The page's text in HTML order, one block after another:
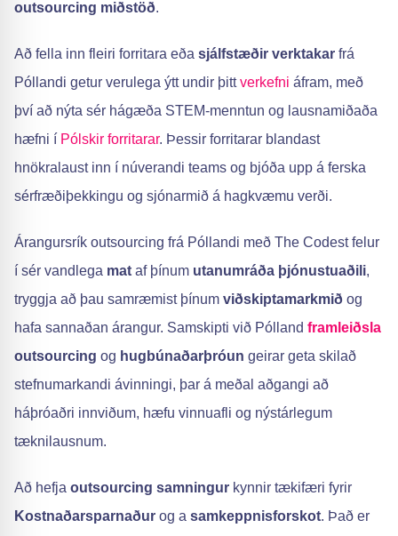
outsourcing miðstöð.
Að fella inn fleiri forritara eða sjálfstæðir verktakar frá
Póllandi getur verulega ýtt undir þittverkefni áfram, með
því að nýta sér hágæða STEM-menntun og lausnamiðaða
hæfni í Pólskir forritarar. Þessir forritarar blandast
hnökralaust inn í núverandi teams og bjóða upp á ferska
sérfræðiþekkingu og sjónarmið á hagkvæmu verði.
Árangursrík outsourcing frá Póllandi með The Codest felur
í sér vandlega mat af þínum utanumráða þjónustuaðili,
tryggja að þau samræmist þínum viðskiptamarkmið og
hafa sannaðan árangur. Samskipti við Pólland framleiðsla
outsourcing og hugbúnaðarþróun geirar geta skilað
stefnumarkandi ávinningi, þar á meðal aðgangi að
háþróaðri innviðum, hæfu vinnuafli og nýstárlegum
tæknilausnum.
Að hefja outsourcing samningur kynnir tækifæri fyrir
Kostnaðarsparnaður og a samkeppnisforskot. Það er